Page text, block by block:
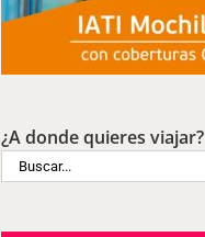
¿A donde quieres viajar?
Buscar: